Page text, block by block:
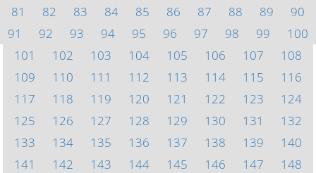
81
82 83 84 85 86 87 88 89
90
91
92 93 94 95 96 97 98 99
100
101
102 103 104 105 106 107
108
109
110 111 112 113 114 115
116
117
118 119 120 121 122 123
124
125
126 127 128 129 130 131
132
133
134 135 136 137 138 139
140
141
142 143 144 145 146 147
148